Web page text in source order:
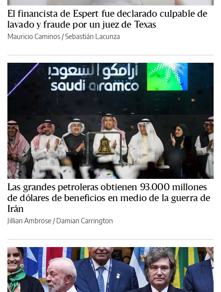
El financista de Espert fue declarado culpable de
lavado y fraude por un juez de Texas
Mauricio Caminos /Sebastián Lacunza
Las grandes petroleras obtienen 93.000 millones
de dólares de beneficios en medio de la guerra de
Irán
Jillian Ambrose / Damian Carrington